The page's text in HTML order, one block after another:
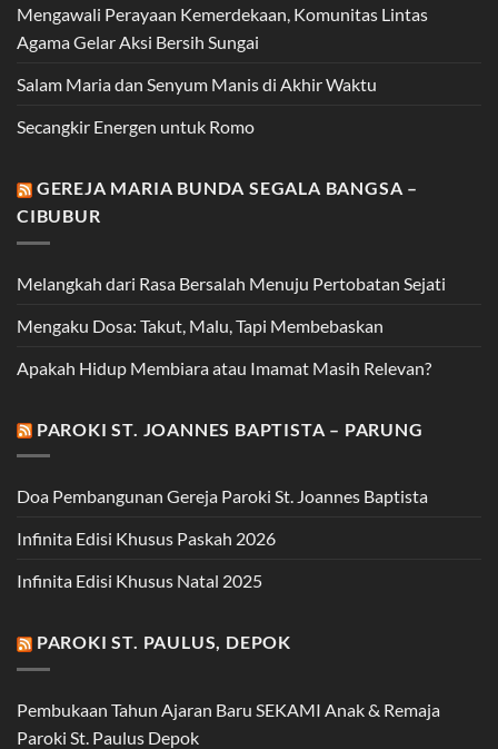
Mengawali Perayaan Kemerdekaan, Komunitas Lintas
Agama Gelar Aksi Bersih Sungai
Salam Maria dan Senyum Manis di Akhir Waktu
Secangkir Energen untuk Romo
GEREJA MARIA BUNDA SEGALA BANGSA –
CIBUBUR
Melangkah dari Rasa Bersalah Menuju Pertobatan Sejati
Mengaku Dosa: Takut, Malu, Tapi Membebaskan
Apakah Hidup Membiara atau Imamat Masih Relevan?
PAROKI ST. JOANNES BAPTISTA – PARUNG
Doa Pembangunan Gereja Paroki St. Joannes Baptista
Infinita Edisi Khusus Paskah 2026
Infinita Edisi Khusus Natal 2025
PAROKI ST. PAULUS, DEPOK
Pembukaan Tahun Ajaran Baru SEKAMI Anak & Remaja
Paroki St. Paulus Depok